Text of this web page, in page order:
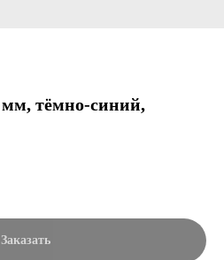
мм, тёмно-синий,
Заказать